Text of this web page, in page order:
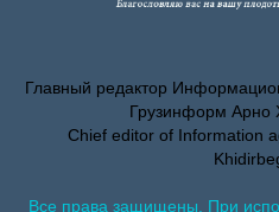
Главный редактор
Грузинформ Арно
Chief editor of Information
Все права защищены. При